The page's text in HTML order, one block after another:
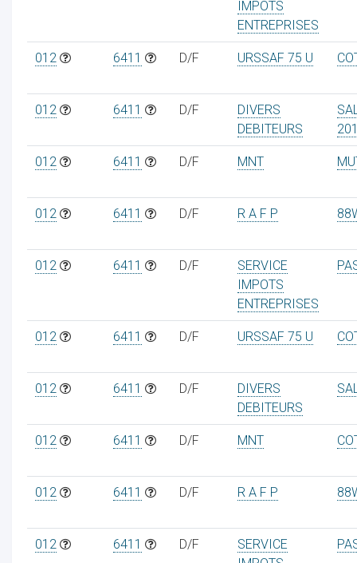
IMPOTS
ENTREPRISES
012 6411 D/F URSSAF 75 U
012 6411 D/F
DIVERS
DEBITEURS
012 6411 D/F MNT
012 6411 D/F R A F P
012 6411 D/F
SERVICE
IMPOTS
ENTREPRISES
012 6411 D/F URSSAF 75 U
012 6411 D/F
DIVERS
DEBITEURS
012 6411 D/F MNT
012 6411 D/F R A F P
012 6411 D/F
SERVICE